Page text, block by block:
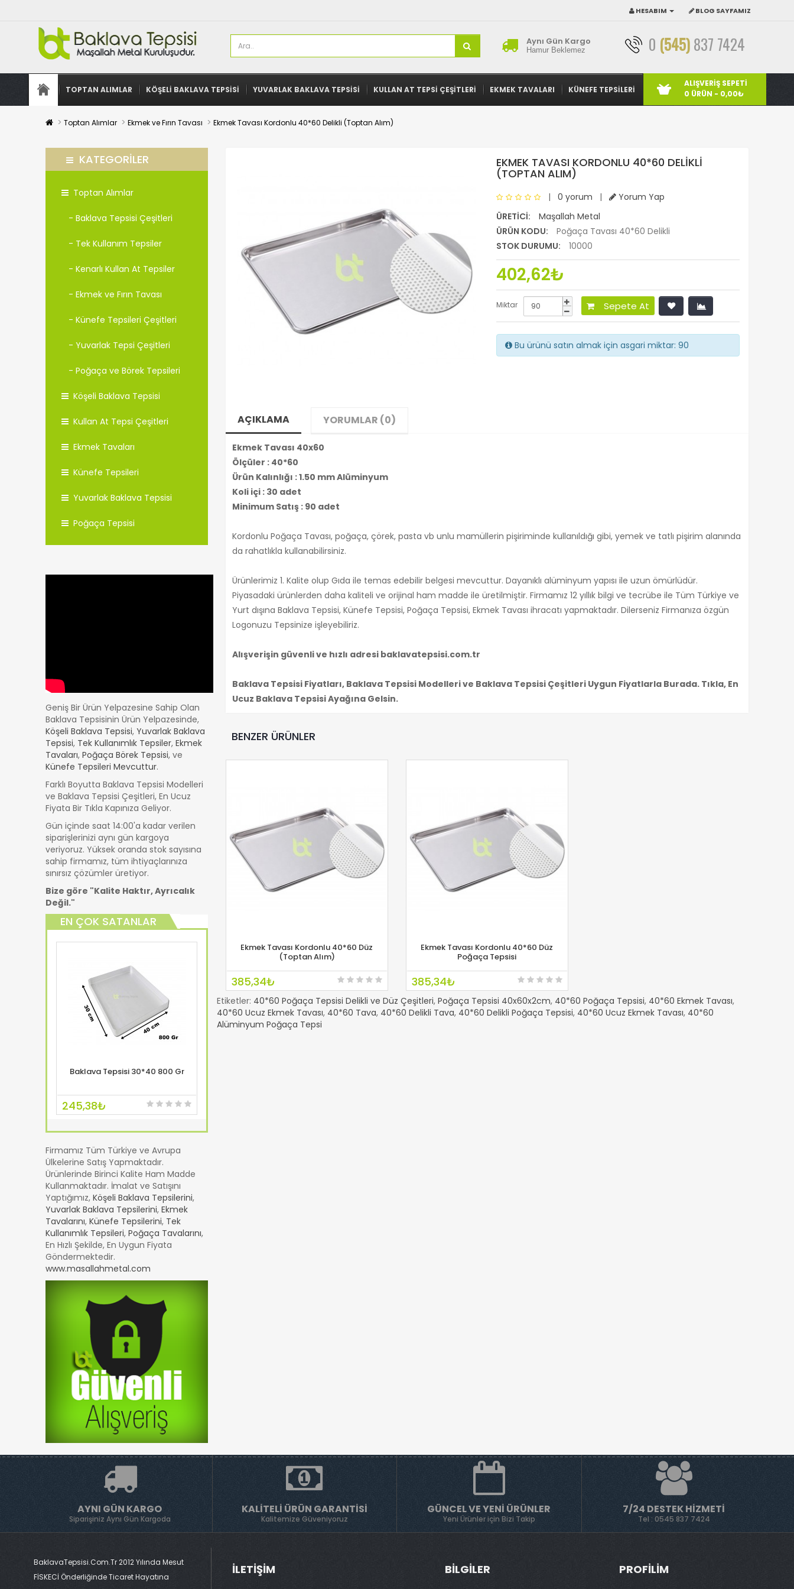
HESABIM BLOG SAYFAMIZ
Aynı Gün Kargo
Hamur Beklemez 0 (545)837 7424
TOPTAN ALIMLAR KÖŞELI BAKLAVA TEPSISI YUVARLAK BAKLAVA TEPSISI KULLAN AT TEPSI ÇEŞITLERI EKMEK TAVALARI KÜNEFE TEPSILERI
ALIŞVERIŞ SEPETI
0 ÜRÜN - 0,00₺
Toptan Alımlar Ekmek ve Fırın Tavası Ekmek Tavası Kordonlu 40*60 Delikli (Toptan Alım)
KATEGORILER
Toptan Alımlar
- Baklava Tepsisi Çeşitleri
- Tek Kullanım Tepsiler
- Kenarlı Kullan At Tepsiler
- Ekmek ve Fırın Tavası
- Künefe Tepsileri Çeşitleri
- Yuvarlak Tepsi Çeşitleri
- Poğaça ve Börek Tepsileri
Köşeli Baklava Tepsisi
Kullan At Tepsi Çeşitleri
Ekmek Tavaları
Künefe Tepsileri
Yuvarlak Baklava Tepsisi
Poğaça Tepsisi
Geniş Bir Ürün Yelpazesine Sahip Olan
Baklava Tepsisinin Ürün Yelpazesinde,
Köşeli Baklava Tepsisi, Yuvarlak Baklava
Tepsisi, Tek Kullanımlık Tepsiler, Ekmek
Tavaları, Poğaça Börek Tepsisi, ve
Künefe Tepsileri Mevcuttur.
Farklı Boyutta Baklava Tepsisi Modelleri
ve Baklava Tepsisi Çeşitleri, En Ucuz
Fiyata Bir Tıkla Kapınıza Geliyor.
Gün içinde saat 14:00'a kadar verilen
siparişlerinizi aynı gün kargoya
veriyoruz. Yüksek oranda stok sayısına
sahip firmamız, tüm ihtiyaçlarınıza
sınırsız çözümler üretiyor.
Bize göre "Kalite Haktır, Ayrıcalık
Değil."
EN ÇOK SATANLAR
SEPETE AT ÖRNEK SİTE
Baklava Tepsisi 30*40 800 Gr
245,38₺
Firmamız Tüm Türkiye ve Avrupa
Ülkelerine Satış Yapmaktadır.
Ürünlerinde Birinci Kalite Ham Madde
Kullanmaktadır. İmalat ve Satışını
Yaptığımız, Köşeli Baklava Tepsilerini,
Yuvarlak Baklava Tepsilerini, Ekmek
Tavalarını, Künefe Tepsilerini, Tek
Kullanımlık Tepsileri, Poğaça Tavalarını,
En Hızlı Şekilde, En Uygun Fiyata
Göndermektedir.
www.masallahmetal.com
EKMEK TAVASI KORDONLU 40*60 DELIKLI
(TOPTAN ALIM)
| 0 yorum |
Yorum Yap
ÜRETICI:
Maşallah Metal
ÜRÜN KODU:
Poğaça Tavası 40*60 Delikli
STOK DURUMU:
10000
402,62₺
Miktar Sepete At
Bu ürünü satın almak için asgari miktar: 90
AÇIKLAMA YORUMLAR (0)
Ekmek Tavası 40x60
Ölçüler : 40*60
Ürün Kalınlığı : 1.50 mm Alüminyum
Koli içi : 30 adet
Minimum Satış : 90 adet
Kordonlu Poğaça Tavası, poğaça, çörek, pasta vb unlu mamüllerin pişiriminde kullanıldığı gibi, yemek ve tatlı pişirim alanında
da rahatlıkla kullanabilirsiniz.
Ürünlerimiz 1. Kalite olup Gıda ile temas edebilir belgesi mevcuttur. Dayanıklı alüminyum yapısı ile uzun ömürlüdür.
Piyasadaki ürünlerden daha kaliteli ve orijinal ham madde ile üretilmiştir. Firmamız 12 yıllık bilgi ve tecrübe ile Tüm Türkiye ve
Yurt dışına Baklava Tepsisi, Künefe Tepsisi, Poğaça Tepsisi, Ekmek Tavası ihracatı yapmaktadır. Dilerseniz Firmanıza özgün
Logonuzu Tepsinize işleyebiliriz.
Alışverişin güvenli ve hızlı adresi baklavatepsisi.com.tr
Baklava Tepsisi Fiyatları, Baklava Tepsisi Modelleri ve Baklava Tepsisi Çeşitleri Uygun Fiyatlarla Burada. Tıkla, En
Ucuz Baklava Tepsisi Ayağına Gelsin.
BENZER ÜRÜNLER
SEPETE AT İNCELE
Ekmek Tavası Kordonlu 40*60 Düz
(Toptan Alım)
385,34₺
SEPETE AT İNCELE
Ekmek Tavası Kordonlu 40*60 Düz
Poğaça Tepsisi
385,34₺
Etiketler: 40*60 Poğaça Tepsisi Delikli ve Düz Çeşitleri, Poğaça Tepsisi 40x60x2cm, 40*60 Poğaça Tepsisi, 40*60 Ekmek Tavası,
40*60 Ucuz Ekmek Tavası, 40*60 Tava, 40*60 Delikli Tava, 40*60 Delikli Poğaça Tepsisi, 40*60 Ucuz Ekmek Tavası, 40*60
Alüminyum Poğaça Tepsi
AYNI GÜN KARGO
Siparişiniz Aynı Gün Kargoda
KALITELI ÜRÜN GARANTISI
Kalitemize Güveniyoruz
GÜNCEL VE YENI ÜRÜNLER
Yeni Ürünler için Bizi Takip
7/24 DESTEK HIZMETI
Tel : 0545 837 7424
BaklavaTepsisi.com.tr 2012 Yılında Mesut
FİSKECİ Önderliğinde Ticaret Hayatına
İLETIŞIM BILGILER PROFILIM